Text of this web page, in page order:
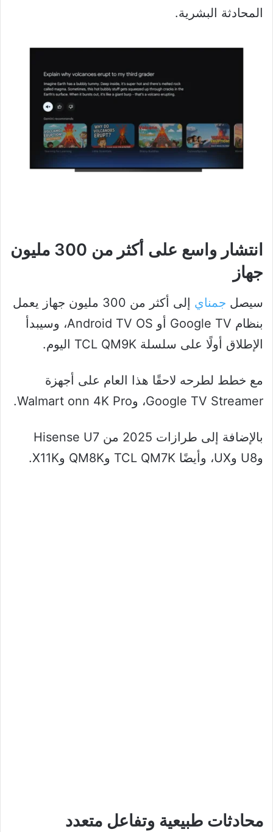
المحادثة البشرية.
انتشار واسع على أكثر من 300 مليون
جهاز
سيصل جمناي
إلى أكثر من 300 مليون جهاز يعمل
بنظام Google TV أو Android TV OS، وسيبدأ
الإطلاق أولًا على سلسلة TCL QM9K اليوم.
مع خطط لطرحه لاحقًا هذا العام على أجهزة
Google TV Streamer، وWalmart onn 4K Pro.
بالإضافة إلى طرازات 2025 من Hisense U7
وU8 وUX، وأيضًا TCL QM7K وQM8K وX11K.
محادثات طبيعية وتفاعل متعدد